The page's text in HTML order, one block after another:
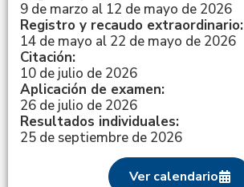
9 de marzo al 12 de mayo de 2026
Registro y recaudo extraordinario:
14 de mayo al 22 de mayo de 2026
Citación:
10 de julio de 2026
Aplicación de examen:
26 de julio de 2026
Resultados individuales:
25 de septiembre de 2026
Ver calendario